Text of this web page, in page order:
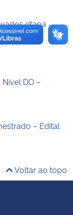
etapa
datas e
DO –
– Edital
Voltar ao topo